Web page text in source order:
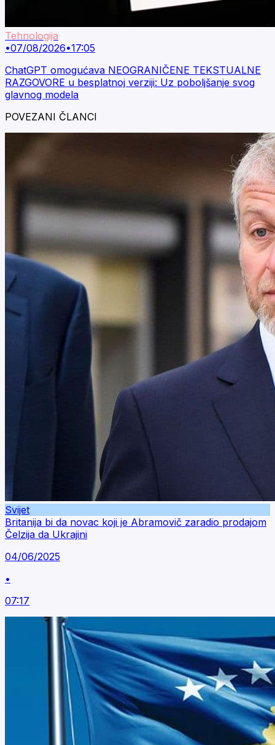
Tehnologija
•07/08/2026•17:05
ChatGPT omogućava NEOGRANIČENE TEKSTUALNE
RAZGOVORE u besplatnoj verziji: Uz poboljšanje svog
glavnog modela
POVEZANI ČLANCI
Svijet
Britanija bi da novac koji je Abramovič zaradio prodajom
Čelzija da Ukrajini
04/06/2025
•
07:17